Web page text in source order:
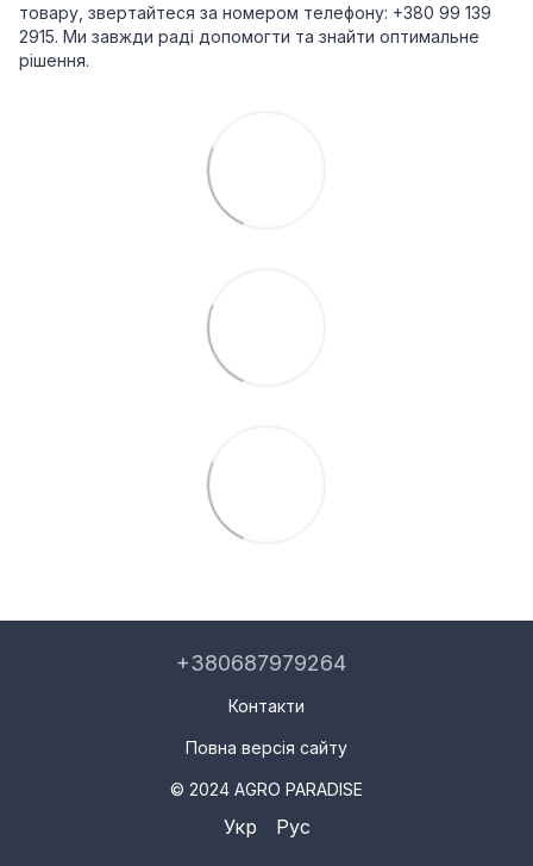
товару, звертайтеся за номером телефону: +380 99 139
2915. Ми завжди раді допомогти та знайти оптимальне
рішення.
+380687979264
Контакти
Повна версія сайту
© 2024 AGRO PARADISE
Укр Рус